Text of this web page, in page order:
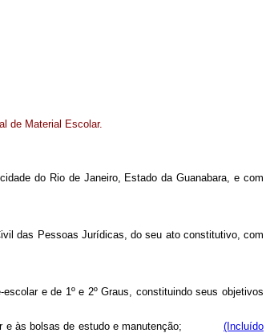
de Material Escolar.
do Rio de Janeiro, Estado da Guanabara, e com
das Pessoas Jurídicas, do seu ato constitutivo, com
e de 1º e 2º Graus, constituindo seus objetivos
e às bolsas de estudo e manutenção; (Incluído